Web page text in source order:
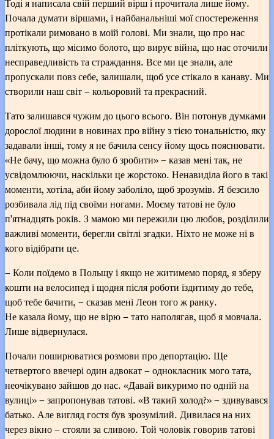
Почала думати віршами, і найбанальніші мої спостереження
протікали римовано в моїй голові. Ми знали, що про нас
пліткують, що місимо болото, що вирує війна, що нас оточили
несправедливість та страждання. Все ми це знали, але
пропускали повз себе, залишали, щоб усе стікало в канаву. Ми
створили наш світ – кольоровий та прекрасний.
Тато залишався чужим до цього всього. Він потонув думками
дорослої людини в новинах про війну з тією тональністю, яку
задавали інші, тому я не бачила сенсу йому щось пояснювати.
«Не бачу, що можна було б зробити» – казав мені так, не
усвідомлюючи, наскільки це жорстоко. Ненавиділа його в такі
моменти, хотіла, аби йому заболіло, щоб зрозумів. Я безсило
розбивала лід під своїми ногами. Моєму татові не було
п'ятнадцять років. З мамою ми пережили цю любов, розділили
важливі моменти, берегли світлі згадки. Ніхто не може ні в
кого відібрати це.
– Коли поїдемо в Польщу і якщо не житимемо поряд, я зберу
кошти на велосипед і щодня після роботи їздитиму до тебе,
щоб тебе бачити, – сказав мені Леон того ж ранку.
Не казала йому, що не вірю – тато наполягав, щоб я мовчала.
Лише відвернулася.
Почали поширюватися розмови про депортацію. Ще
четвертого ввечері один адвокат – однокласник мого тата,
неочікувано зайшов до нас. «Давай викуримо по одній на
вулиці» – запропонував татові. «В такий холод?» – здивувався
батько. Але вигляд гостя був зрозумілий. Дивилася на них
через вікно – стояли за сливою. Той чоловік говорив татові